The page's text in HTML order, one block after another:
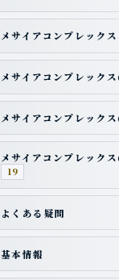
メサイアコンプレック
メサイアコンプレックス
メサイアコンプレック
メサイアコンプレック
19
よくある疑問
基本情報